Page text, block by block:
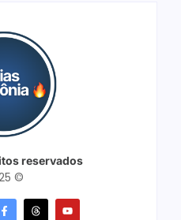
reservados
©